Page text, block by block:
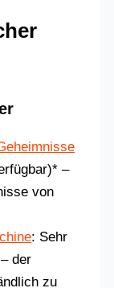
–
von
: Sehr
der
zu